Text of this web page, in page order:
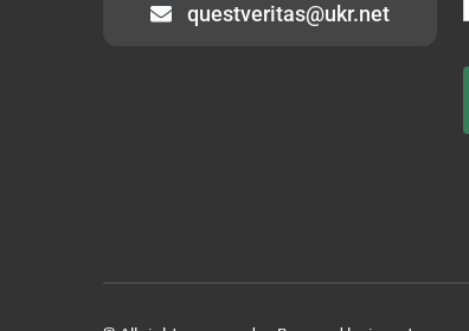
questveritas@ukr.net